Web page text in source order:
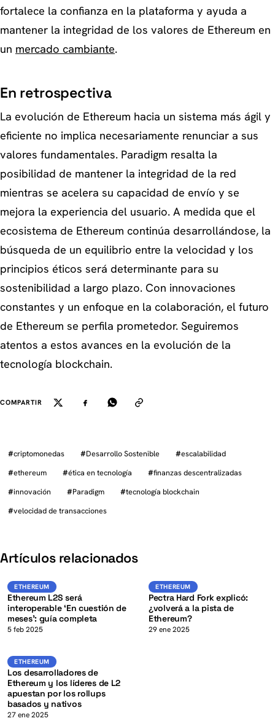
fortalece la confianza en la plataforma y ayuda a
mantener la integridad de los valores de Ethereum en
un mercado cambiante.
En retrospectiva
La evolución de Ethereum hacia un sistema más ágil y
eficiente no implica necesariamente renunciar a sus
valores fundamentales. Paradigm resalta la
posibilidad de mantener la integridad de la red
mientras se acelera su capacidad de envío y se
mejora la experiencia del usuario. A medida que el
ecosistema de Ethereum continúa desarrollándose, la
búsqueda de un equilibrio entre la velocidad y los
principios éticos será determinante para su
sostenibilidad a largo plazo. Con innovaciones
constantes y un enfoque en la colaboración, el futuro
de Ethereum se perfila prometedor. Seguiremos
atentos a estos avances en la evolución de la
tecnología blockchain.
COMPARTIR
#criptomonedas #Desarrollo Sostenible #escalabilidad
#ethereum #ética en tecnología #finanzas descentralizadas
#innovación #Paradigm #tecnología blockchain
#velocidad de transacciones
Artículos relacionados
ETHEREUM ETH K
ETHEREUM
Ethereum L2S será
interoperable ‘En cuestión de
meses’: guía completa
5 feb 2025
ETHEREUM
ETHEREUM
Pectra Hard Fork explicó:
¿volverá a la pista de
Ethereum?
29 ene 2025
ETHEREUM ETH K
ETHEREUM
Los desarrolladores de
Ethereum y los líderes de L2
apuestan por los rollups
basados y nativos
27 ene 2025